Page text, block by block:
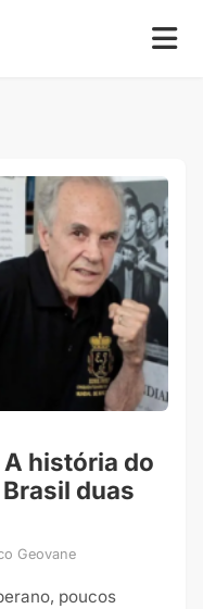
história do
duas
Geovane
poucos